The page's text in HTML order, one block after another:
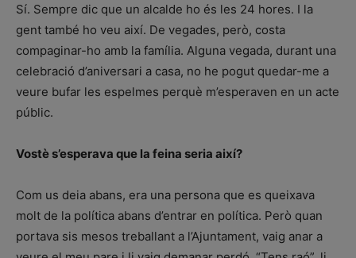
Sí. Sempre dic que un alcalde ho és les 24 hores. I la
gent també ho veu així. De vegades, però, costa
compaginar-ho amb la família. Alguna vegada, durant una
celebració d’aniversari a casa, no he pogut quedar-me a
veure bufar les espelmes perquè m’esperaven en un acte
públic.
Vostè s’esperava que la feina seria així?
Com us deia abans, era una persona que es queixava
molt de la política abans d’entrar en política. Però quan
portava sis mesos treballant a l’Ajuntament, vaig anar a